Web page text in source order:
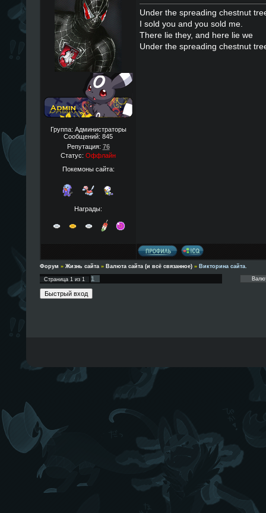
Группа: Администраторы
Сообщений: 845
Репутация: 76
Статус: Оффлайн
Покемоны сайта:
Награды:
Under the spreading chestnut
I sold you and you sold me.
There lie they, and here lie we
Under the spreading chestnut
Форум » Жизнь сайта » Валюта сайта (и всё связанное) » Викторина сайта.
Страница 1из 1 1